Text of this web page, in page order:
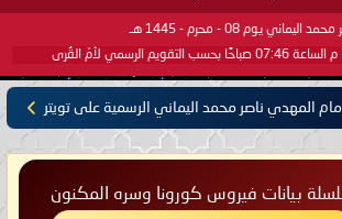
يوم 08 - محرم - 1445 هـ
المهدي ناصر محمد اليماني الرسمية على تويتر
بيانات فيروس كورونا وسره المكنون